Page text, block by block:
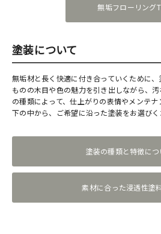
無垢フローリング
塗装について
無垢材と長く快適に付き合っていくために
ものの木目や色の魅力を引き出しながら、
の種類によって、仕上がりの表情やメンテ
下の中から、ご希望に沿った塗装をお選びく
塗装の種類と特徴に
素材に合った浸透性塗